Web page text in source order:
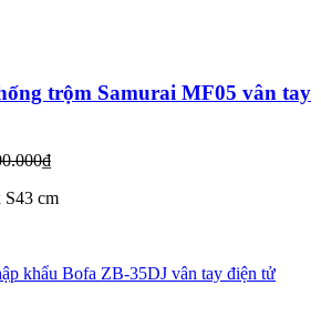
trộm Samurai MF05 vân tay
cm